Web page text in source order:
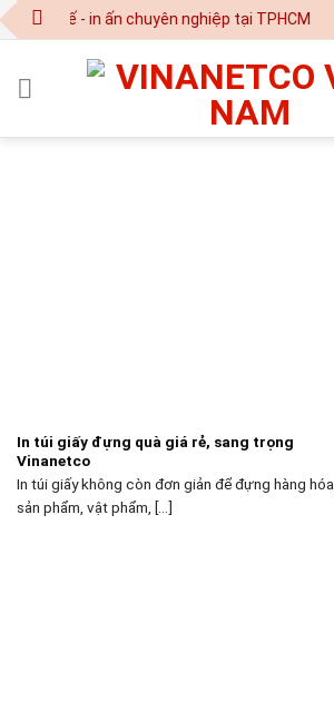
Skip
to
- in ấn chuyên nghiệp tại TPHCM
In túi giấy đựng quà giá rẻ, sang trọng
Vinanetco
In túi giấy không còn đơn giản để đựng hàng hóa,
sản phẩm, vật phẩm, [...]